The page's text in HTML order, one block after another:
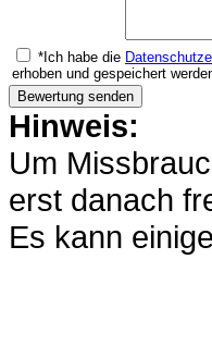
*Ich habe die
erhoben und gespeichert
Hinweis:
Um
erst danach
Es kann